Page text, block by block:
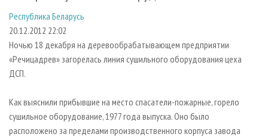
СУШКА ДРЕВЕСИНЫ
ПРОИЗВОДСТВО ДРЕВЕСНЫХ ПЛИТ
ДЕРЕВЯННОЕ ДОМОСТРОЕНИЕ
БИОЭНЕРГЕТИКА
ЦБП
ПЕРСОНЫ
МОБИЛЬНЫЕ ВЫСТАВКИ
ОФИЦИАЛЬНЫЕ ДЕЛЕГАЦИИ
RUSSIAN FORESTRY REVIEW
ГАЗЕТА ЛЕСПРОМФОРУМ
СТАТЬИ
ПОДПИСКА
КОНТАКТЫ
РЕКЛАМОДАТЕЛЯМ
РЕКЛАМА
РЕКЛАМА НА САЙТЕ
Республика Беларусь
20.12.2012 22:02
Ночью 18 декабря на деревообрабатывающем предприятии
«Речицадрев» загорелась линия сушильного оборудования цеха
ДСП.
Как выяснили прибывшие на место спасатели-пожарные, горело
сушильное оборудование, 1977 года выпуска. Оно было
расположено за пределами производственного корпуса завода